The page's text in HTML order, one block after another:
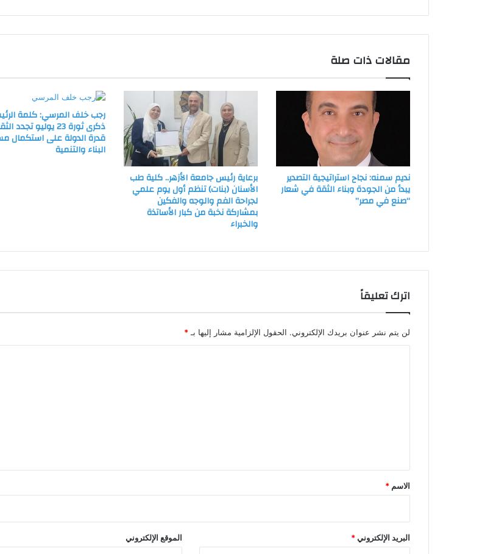
مقالات ذات صلة
نديم سمنه: نجاح استراتيجية التصدير
يبدأ من الجودة وبناء الثقة في شعار
“صنع في مصر”
برعاية رئيس جامعة الأزهر.. كلية طب
الأسنان (بنات) تنظم أول يوم علمي
لجراحة الفم والوجه والفكين
بمشاركة نخبة من كبار الأساتذة
والخبراء
رجب خلف المرسي: كلمة
ذكرى ثورة 23 يوليو
قدرة الدولة على استكمال
البناء والتنمية
اترك تعليقاً
لن يتم نشر عنوان بريدك الإلكتروني. الحقول الإلزامية مشار إليها بـ *
*
الاسم *
البريد الإلكتروني* الموقع الإلكتروني